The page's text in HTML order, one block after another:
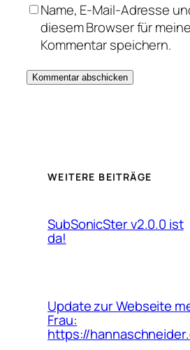
Name, E-Mail-Adresse
diesem Browser für
Kommentar speichern.
WEITERE BEITRÄGE
SubSonicSter v2.0.0 ist
da!
Update zur Webseite
Frau:
https://